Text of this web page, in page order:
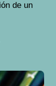
de un